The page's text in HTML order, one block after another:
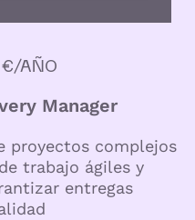
AÑO
Manager
proyectos complejos
trabajo ágiles y
entregas